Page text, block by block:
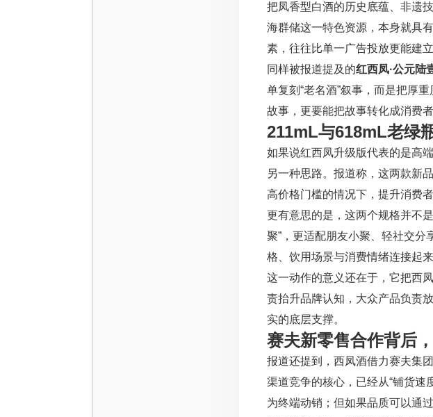
把凤香型白酒的历史底蕴、非遗
海群储这一特色资源，本身就具
素，往往比单一广告投放更能建立
同样被报道提及的红西凤·公元陆
单复刻“老名酒”叙事，而是把厚
故事，更要能把故事转化成消费
211mL与618mL老绿
如果说红西凤升级版代表的是高
另一种思路。报道称，这两款新
高价格门槛的情况下，提升消费
更有意思的是，这两个规格并不
聚”，更适配朋友小聚、轻社交
格、饮用场景与消费情绪连接起
这一动作的意义还在于，它把西
责抬升品牌认知，大众产品负责
实的底层支撑。
赛夫新零售合作背后
报道还提到，西凤酒借力赛夫集
渠道竞争的核心，已经从“铺货速
为终端动销；但如果品质可以通